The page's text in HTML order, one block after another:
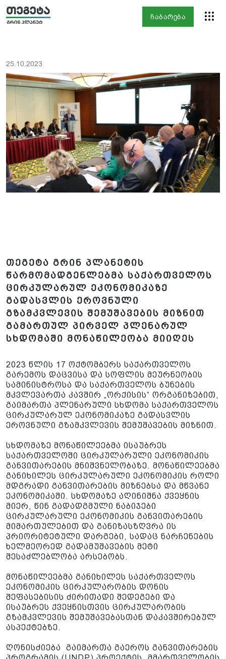
ჩაბარება
25.10.2023
თეგეტა გრინ პლანეტის
წარმომადგენლებმა საქართველოს
ცირკულარულ ეკონომიკაზე
გადასვლის ეროვნული
გზამკვლევის შემუშავების მიზნით
გამართულ პირველ პლენარულ
სხდომაში მონაწილეობა მიიღეს
2023 წლის 17 ოქტომბერს საქართველოს
გარემოს დაცვისა და სოფლის მეურნეობის
სამინისტროსა და საქართველოს ბუნების
მკვლევართა კავშირ „ორქისის“ ორგანიზებით,
გაიმართა პლენარული სხდომა საქართველოს
ცირკულარულ ეკონომიკაზე გადასვლის
ეროვნული გზამკვლევის შემუშავების მიზნით.
სხდომაზე მონაწილეებმა ისაუბრეს
საქართველოში ცირკულარული ეკონომიკის
განვითარების მნიშვნელობაზე. მონაწილეებმა
განიხილეს ცირკულარული ეკონომიკის როლი
მდგრადი განვითარების მიზნებსა და მწვანე
ეკონომიკაში. სხდომაზე აღინიშნა ქვეყნის
მიერ, წინ გადადგმული ნაბიჯები
ცირკულარული ეკონომიკის განვითარების
მიმართულებით და განიზასზღვრა ის
პრიორიტეტული დარგები, სადაც ნარჩენების
ხელმეორედ გადამუშავების მეტი
შესაძლებლობა არსებობს.
მონაწილეებმა განიხილეს საქართველოს
ეკონომიკის ცირკულარობის დონის
შეფასებისის ძირითადი შედეგები და
ისაუბრეს ქვეყნისთვის ცირკულარობის
გზამკვლევის შემუშავებასთან დაკავშირებულ
ასპექტებზე.
ღონისძიება გაიმართა გაეროს განვითარების